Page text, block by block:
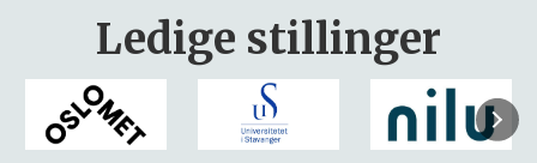
Ledige stillinger